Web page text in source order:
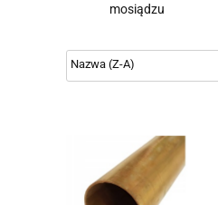
mosiądzu